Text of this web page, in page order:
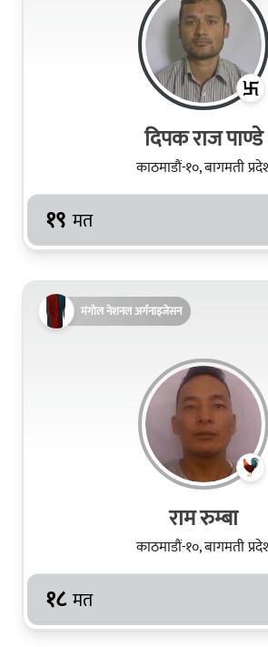
दिपक राज पाण्डे
काठमाडौं-१०, बागमती
१९ मत
मंगोल नेशनल अर्गनाइजेसन
राम रुम्बा
काठमाडौं-१०, बागमती
१८ मत